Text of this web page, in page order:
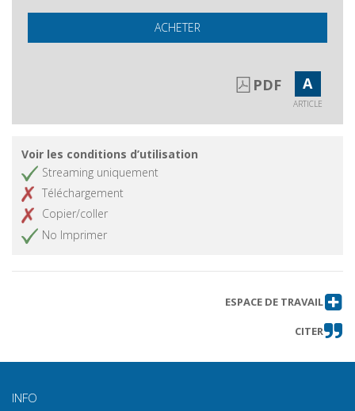
ACHETER
PDF A
ARTICLE
Voir les conditions d’utilisation
Streaming uniquement
Téléchargement
Copier/coller
No Imprimer
ESPACE DE TRAVAIL
CITER
INFO